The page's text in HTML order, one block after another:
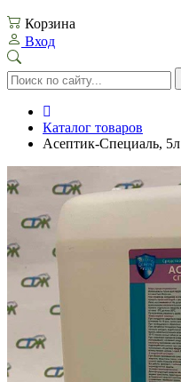
Корзина
Вход
Каталог товаров
Асептик-Специаль, 5л